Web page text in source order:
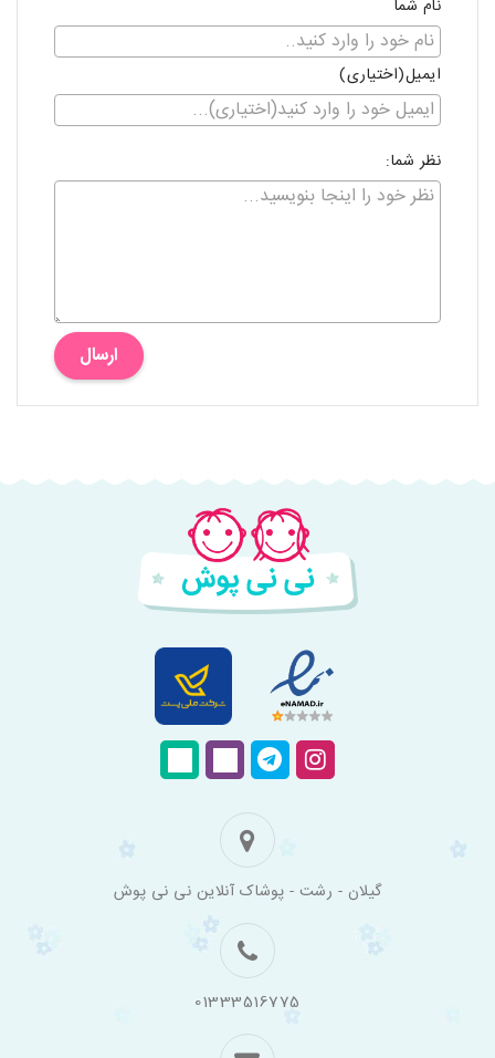
نام شما
ایمیل(اختیاری)
نظر شما:
ارسال
گیلان - رشت - پوشاک آنلاین نی نی پوش
01333516775